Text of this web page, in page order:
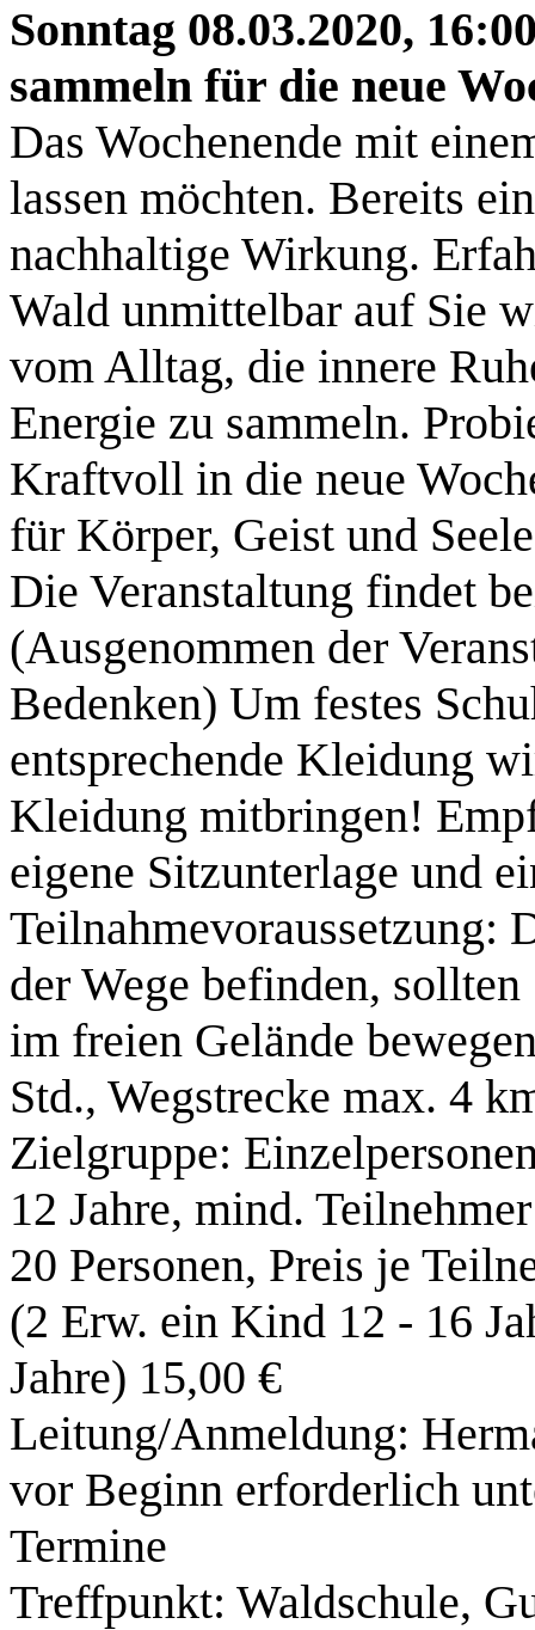
Sonntag 08.03.2020,
sammeln für die neue
Das Wochenende mit
lassen möchten. Bereits
nachhaltige Wirkung.
Wald unmittelbar auf Sie
vom Alltag, die innere
Energie zu sammeln.
Kraftvoll in die neue
für Körper, Geist und
Die Veranstaltung findet
(Ausgenommen der
Bedenken) Um festes
entsprechende Kleidung
Kleidung mitbringen!
eigene Sitzunterlage und
Teilnahmevoraussetzung:
der Wege befinden,
im freien Gelände
Std., Wegstrecke max. 4
Zielgruppe:
12 Jahre, mind.
20 Personen, Preis je
(2 Erw. ein Kind 12 - 16
Jahre) 15,00 €
Leitung/Anmeldung:
vor Beginn erforderlich
Termine
Treffpunkt: Waldschule,